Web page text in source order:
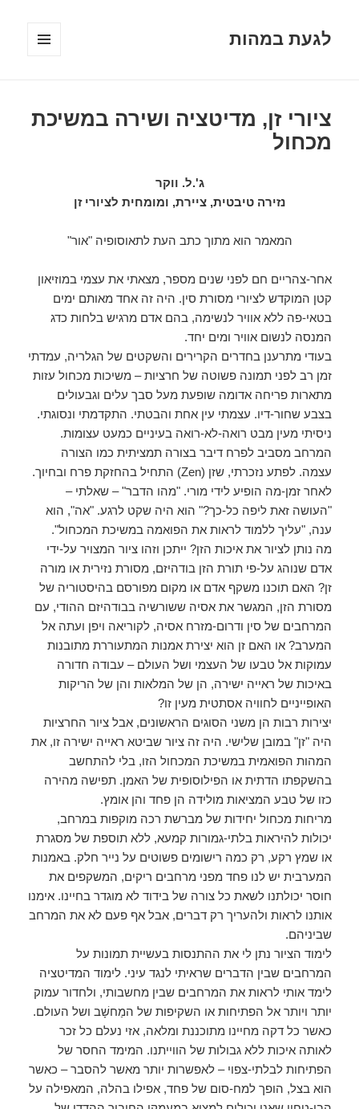
לגעת במהות
ציורי זן, מדיטציה ושירה במשיכת
מכחול
ג'.ל. ווקר
נזירה טיבטית, ציירת, ומומחית לציורי זן
המאמר הוא מתוך כתב העת לתאוסופיה "אור"
אחר-צהריים חם לפני שנים מספר, מצאתי את עצמי במוזיאון
קטן המוקדש לציורי מסורת סין. היה זה אחד מאותם ימים
בטאי-פה ללא אוויר לנשימה, בהם אדם מרגיש בלחות כדג
המנסה לנשום אוויר ומים יחד.
בעודי מתרענן בחדרים הקרירים והשקטים של הגלריה, עמדתי
זמן רב לפני תמונה פשוטה של חרציות – משיכות מכחול עזות
מתארות פריחה אדומה שופעת מעל סבך עלים וגבעולים
בצבע שחור-דיו. עצמתי עין אחת והבטתי. התקדמתי ונסוגתי.
ניסיתי מעין מבט רואה-לא-רואה בעיניים כמעט עצומות.
המרחב מסביב לפרח דיבר בצורה תמציתית כמו הצורה
עצמה. לפתע נזכרתי, שזן (Zen) התחיל בהחזקת פרח ובחיוך.
לאחר זמן-מה הופיע לידי מורי. "מהו הדבר" – שאלתי –
"העושה זאת ליפה כל-כך?" הוא היה שקט לרגע. "אה", הוא
ענה, "עליך ללמוד לראות את הפואמה במשיכת המכחול".
מה נותן לציור את איכות הזן? ייתכן וזהו ציור המצויר על-ידי
אדם שנוהג על-פי תורת הזן בודהיזם, מסורת נזירית או מורה
זן? האם תוכנו משקף אדם או מקום מפורסם בהיסטוריה של
מסורת הזן, המגשר את אסיה ששורשיה בבודהיזם ההודי, עם
המרחבים של סין ודרום-מזרח אסיה, לקוריאה ויפן ועתה אל
המערב? או האם זן הוא יצירת אמנות המתעוררת מתובנות
עמוקות אל טבעו של העצמי ושל העולם – עבודה חדורה
באיכות של ראייה ישירה, הן של המלאות והן של הריקות
האופייניים לחוויה אסתטית מעין זו?
יצירות רבות הן משני הסוגים הראשונים, אבל ציור החרציות
היה "זן" במובן שלישי. היה זה ציור שביטא ראייה ישירה זו, את
המהות הפואמית במשיכת המכחול הזו, בלי להתחשב
בהשקפתו הדתית או הפילוסופית של האמן. תפישה מהירה
כזו של טבע המציאות מולידה הן פחד והן אומץ.
מריחות מכחול יחידות של מברשת רכה מוקפות במרחב,
יכולות להיראות בלתי-גמורות קמעא, ללא תוספת של מסגרת
או שמץ רקע, רק כמה רישומים פשוטים על נייר חלק. באמנות
המערבית יש לנו פחד מפני מרחבים ריקים, המשקפים את
חוסר יכולתנו לשאת כל צורה של בידוד לא מוגדר בחיינו. אימנו
אותנו לראות ולהעריך רק דברים, אבל אף פעם לא את המרחב
שביניהם.
לימוד הציור נתן לי את ההתנסות בעשיית תמונות על
המרחבים שבין הדברים שראיתי לנגד עיני. לימוד המדיטציה
לימד אותי לראות את המרחבים שבין מחשבותי, ולחדור עמוק
יותר ויותר אל הפתיחות או השקיפות של המַחשָׁב ושל העולם.
כאשר כל דקה מחיינו מתוכננת ומלאה, אזי נעלם כל זכר
לאותה איכות ללא גבולות של הווייתנו. המימד החסר של
הפתיחות לבלתי-צפוי – לאפשרות יותר מאשר להסבר – כאשר
הוא בצל, הופך למח-סום של פחד, אפילו בהלה, המאפילה על